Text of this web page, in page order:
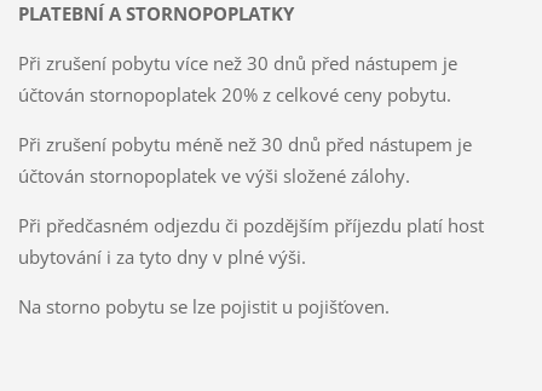
PLATEBNÍ A STORNOPOPLATKY
Při zrušení pobytu více než 30 dnů před nástupem je
účtován stornopoplatek 20% z celkové ceny pobytu.
Při zrušení pobytu méně než 30 dnů před nástupem je
účtován stornopoplatek ve výši složené zálohy.
Při předčasném odjezdu či pozdějším příjezdu platí host
ubytování i za tyto dny v plné výši.
Na storno pobytu se lze pojistit u pojišťoven.